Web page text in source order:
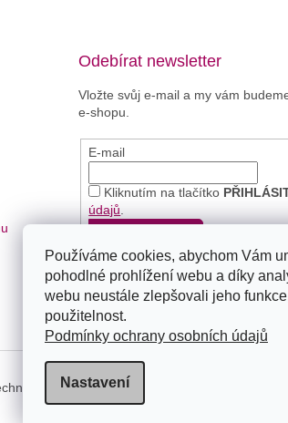
Používáme cookies, abychom Vám
pohodlné prohlížení webu a díky
webu neustále zlepšovali jeho
použitelnost.
Podmínky ochrany osobních údajů
Nastavení
Odebírat newsletter
Vložte svůj e-mail a my vám
e-shopu.
E-mail
Kliknutím na tlačítko
údajů
práva vyhrazena.